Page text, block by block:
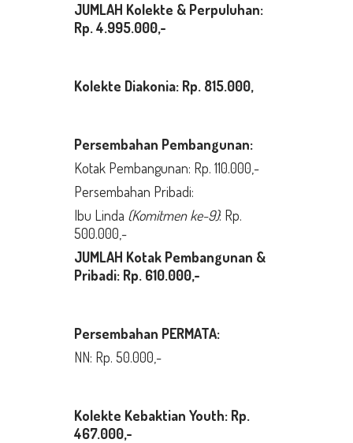
JUMLAH Kolekte & Perpuluhan:
Rp. 4.995.000,-
Kolekte Diakonia: Rp. 815.000,
Persembahan Pembangunan:
Kotak Pembangunan: Rp. 110.000,-
Persembahan Pribadi:
Ibu Linda (Komitmen ke-9): Rp.
500.000,-
JUMLAH Kotak Pembangunan &
Pribadi: Rp. 610.000,-
Persembahan PERMATA:
NN: Rp. 50.000,-
Kolekte Kebaktian Youth: Rp.
467.000,-